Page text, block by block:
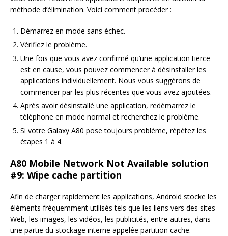
méthode d’élimination. Voici comment procéder :
Démarrez en mode sans échec.
Vérifiez le problème.
Une fois que vous avez confirmé qu’une application tierce
est en cause, vous pouvez commencer à désinstaller les
applications individuellement. Nous vous suggérons de
commencer par les plus récentes que vous avez ajoutées.
Après avoir désinstallé une application, redémarrez le
téléphone en mode normal et recherchez le problème.
Si votre Galaxy A80 pose toujours problème, répétez les
étapes 1 à 4.
A80 Mobile Network Not Available solution
#9: Wipe cache partition
Afin de charger rapidement les applications, Android stocke les
éléments fréquemment utilisés tels que les liens vers des sites
Web, les images, les vidéos, les publicités, entre autres, dans
une partie du stockage interne appelée partition cache.